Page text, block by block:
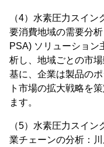
（4）水素圧力スイ
要消費地域の需要分
PSA) ソリューション
析し、地域ごとの市
基に、企業は製品の
ト市場の拡大戦略を
ます。
（5）水素圧力スイ
業チェーンの分析：